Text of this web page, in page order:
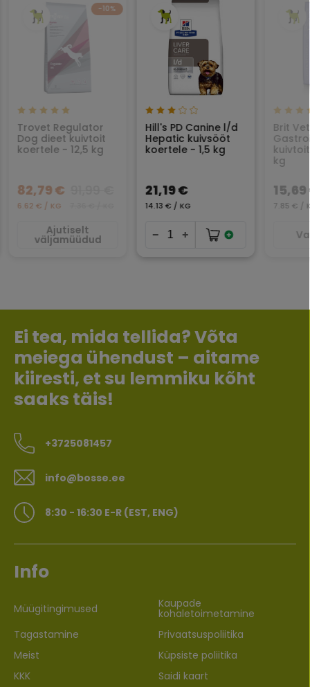
−10%
Trovet Regulator
Dog dieet kuivtoit
koertele - 12,5 kg
82,79 €
6.62 € / KG
Ajutiselt
väljamüüdud
Hill's PD Canine l/d
Hepatic kuivsööt
koertele - 1,5 kg
21,19 €
14.13 € / KG
Brit
kg
7.85 € /
Ei tea, mida tellida? Võta
meiega ühendust – aitame
kiiresti, et su lemmiku kõht
saaks täis!
+3725081457
info@bosse.ee
8:30 - 16:30 E-R (EST, ENG)
Info
Müügitingimused Kaupade
kohaletoimetamine
Tagastamine
Privaatsuspoliitika
Meist
Küpsiste poliitika
KKK
Saidi kaart